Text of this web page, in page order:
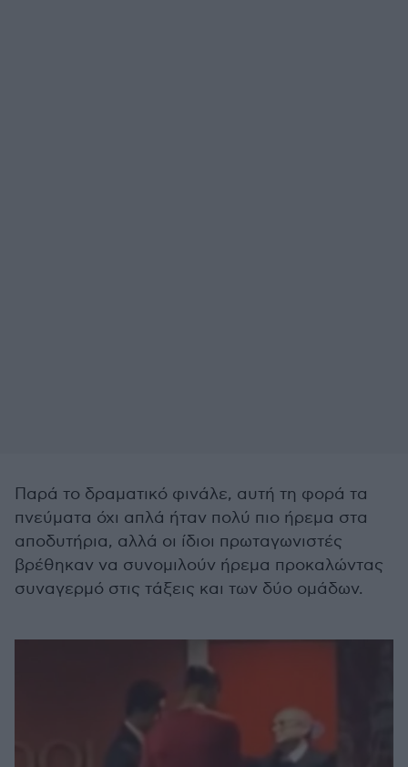
Παρά το δραματικό φινάλε, αυτή τη φορά τα
πνεύματα όχι απλά ήταν πολύ πιο ήρεμα στα
αποδυτήρια, αλλά οι ίδιοι πρωταγωνιστές
βρέθηκαν να συνομιλούν ήρεμα προκαλώντας
συναγερμό στις τάξεις και των δύο ομάδων.